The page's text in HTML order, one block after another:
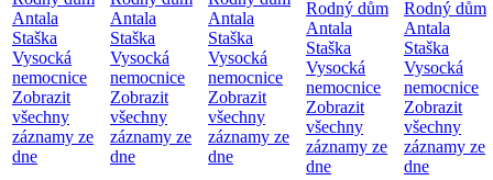
Antala
Staška
Vysocká
nemocnice
Zobrazit
všechny
záznamy ze
dne
Antala
Staška
Vysocká
nemocnice
Zobrazit
všechny
záznamy ze
dne
Antala
Staška
Vysocká
nemocnice
Zobrazit
všechny
záznamy ze
dne
Rodný dům
Antala
Staška
Vysocká
nemocnice
Zobrazit
všechny
záznamy ze
dne
Rodný dům
Antala
Staška
Vysocká
nemocnice
Zobrazit
všechny
záznamy ze
dne